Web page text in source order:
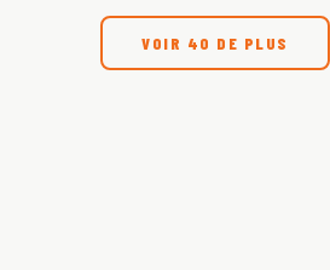
VOIR 40 DE PLUS